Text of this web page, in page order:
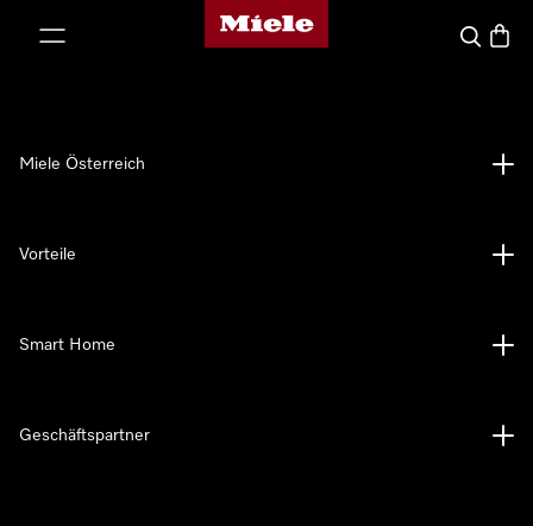
Miele-Homepage
Suche
Miele Österreich
Vorteile
Smart Home
Geschäftspartner